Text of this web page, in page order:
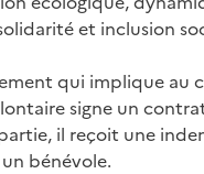
et inclusion
qui implique
signe un
il reçoit une
bénévole.